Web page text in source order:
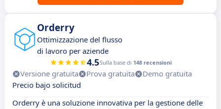
Orderry
Ottimizzazione del flusso
di lavoro per aziende
4.5Sulla base di 148 recensioni
Versione gratuita Prova gratuita
Demo gratuita
Precio bajo solicitud
Orderry è una soluzione innovativa per la gestione delle